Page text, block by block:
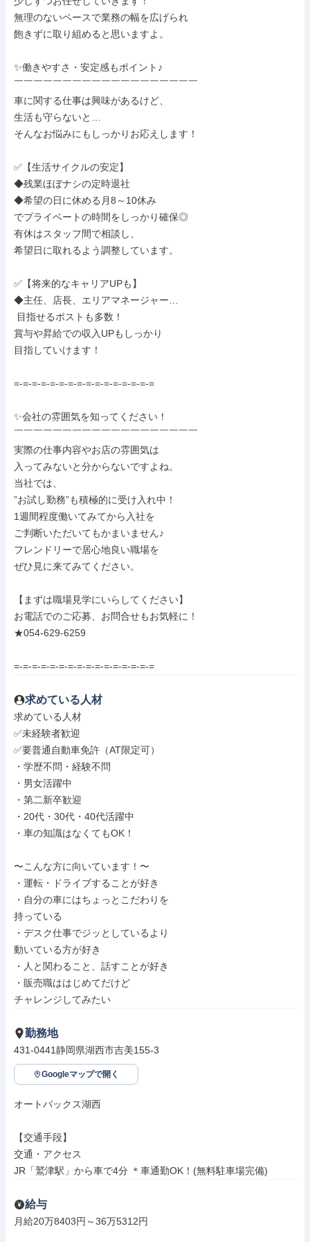
無理のないペースで業務の幅を広げられ
飽きずに取り組めると思いますよ。
✨働きやすさ・安定感もポイント♪
￣￣￣￣￣￣￣￣￣￣￣￣￣￣￣￣￣￣￣
車に関する仕事は興味があるけど、
生活も守らないと…
そんなお悩みにもしっかりお応えします！
✅【生活サイクルの安定】
◆残業ほぼナシの定時退社
◆希望の日に休める月8～10休み
でプライベートの時間をしっかり確保◎
有休はスタッフ間で相談し、
希望日に取れるよう調整しています。
✅【将来的なキャリアUPも】
◆主任、店長、エリアマネージャー…
賞与や昇給での収入UPもしっかり
目指していけます！
=-=-=-=-=-=-=-=-=-=-=-=-=-=-=-=
✨会社の雰囲気を知ってください！
￣￣￣￣￣￣￣￣￣￣￣￣￣￣￣￣￣￣￣
実際の仕事内容やお店の雰囲気は
入ってみないと分からないですよね。
当社では、
”お試し勤務”も積極的に受け入れ中！
1週間程度働いてみてから入社を
ご判断いただいてもかまいません♪
フレンドリーで居心地良い職場を
ぜひ見に来てみてください。
【まずは職場見学にいらしてください】
お電話でのご応募、お問合せもお気軽に！
★054-629-6259
=-=-=-=-=-=-=-=-=-=-=-=-=-=-=-=
求めている人材
求めている人材
✅未経験者歓迎
✅要普通自動車免許（AT限定可）
・学歴不問・経験不問
・男女活躍中
・第二新卒歓迎
・20代・30代・40代活躍中
・車の知識はなくてもOK！
〜こんな方に向いています！〜
・運転・ドライブすることが好き
・自分の車にはちょっとこだわりを
持っている
・デスク仕事でジッとしているより
動いている方が好き
・人と関わること、話すことが好き
・販売職ははじめてだけど
チャレンジしてみたい
勤務地
431-0441静岡県湖西市吉美155-3
Googleマップで開く
オートバックス湖西
【交通手段】
交通・アクセス
JR「鷲津駅」から車で4分 ＊車通勤OK！(無料駐車場完備)
給与
月給20万8403円～36万5312円